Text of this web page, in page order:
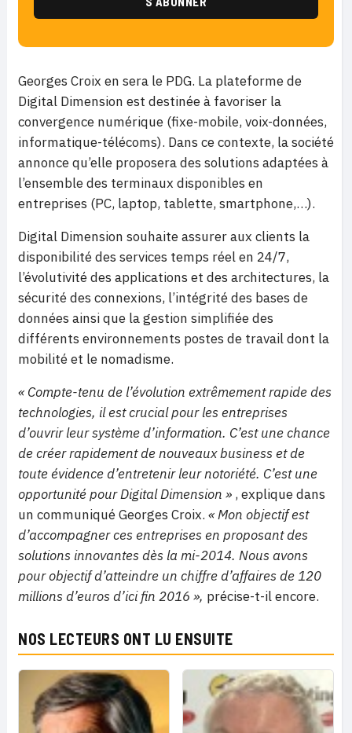
Georges Croix en sera le PDG. La plateforme de
Digital Dimension est destinée à favoriser la
convergence numérique (fixe-mobile, voix-données,
informatique-télécoms). Dans ce contexte, la société
annonce qu’elle proposera des solutions adaptées à
l’ensemble des terminaux disponibles en
entreprises (PC, laptop, tablette, smartphone,…).
Digital Dimension souhaite assurer aux clients la
disponibilité des services temps réel en 24/7,
l’évolutivité des applications et des architectures, la
sécurité des connexions, l’intégrité des bases de
données ainsi que la gestion simplifiée des
différents environnements postes de travail dont la
mobilité et le nomadisme.
« Compte-tenu de l’évolution extrêmement rapide des
technologies, il est crucial pour les entreprises
d’ouvrir leur système d’information. C’est une chance
de créer rapidement de nouveaux business et de
toute évidence d’entretenir leur notoriété. C’est une
opportunité pour Digital Dimension » , explique dans
un communiqué Georges Croix. « Mon objectif est
d’accompagner ces entreprises en proposant des
solutions innovantes dès la mi-2014. Nous avons
pour objectif d’atteindre un chiffre d’affaires de 120
millions d’euros d’ici fin 2016 », précise-t-il encore.
NOS LECTEURS ONT LU ENSUITE